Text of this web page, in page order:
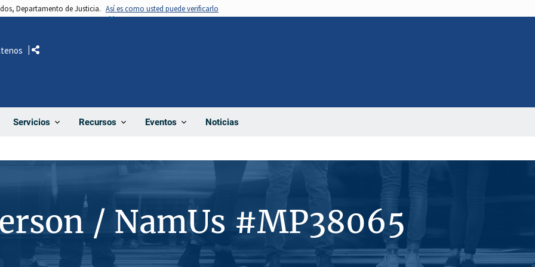
Departamento de Justicia. Así es como usted puede verificarlo
Servicios Recursos Eventos Noticias
Comparte
/ NamUs #MP38065